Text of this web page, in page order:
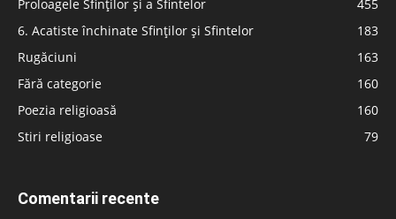
Proloagele Sfinților și a Sfintelor
455
6. Acatiste închinate Sfinților și Sfintelor
183
Rugăciuni
163
Fără categorie
160
Poezia religioasă
160
Stiri religioase
79
Comentarii recente